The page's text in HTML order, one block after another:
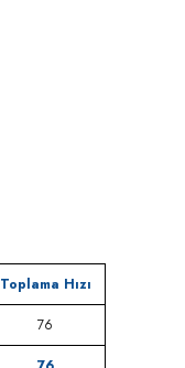
Toplama Hızı
76